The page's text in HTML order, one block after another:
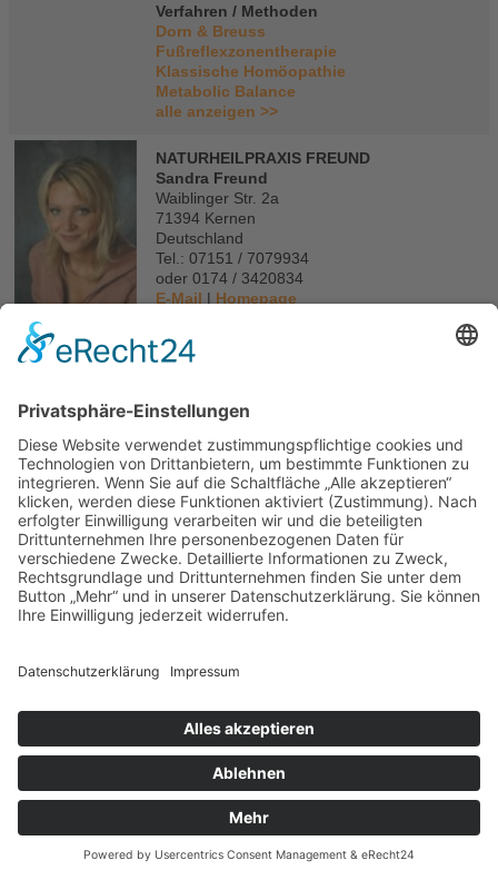
Verfahren / Methoden
Dorn & Breuss
Fußreflexzonentherapie
Klassische Homöopathie
Metabolic Balance
alle anzeigen >>
NATURHEILPRAXIS FREUND
Sandra Freund
Waiblinger Str. 2a
71394 Kernen
Deutschland
Tel.: 07151 / 7079934
oder 0174 / 3420834
E-Mail | Homepage
Qualifikationen
Biolifting
Abnehmspritzen
Akupunktur
Blutegeltherapie
Faltenunterspritzung
alle anzeigen >>
Naturheilpraxis Lorenz
Falk Lorenz, Heilpraktiker
Wilhelmstraße 3-5
71691 Freiberg
Tel.: 07141 3899735
Fax: 07141 3899736
Portasanitas-Profil
Qualifikationen
Verfahren / Methoden
Akupunktur